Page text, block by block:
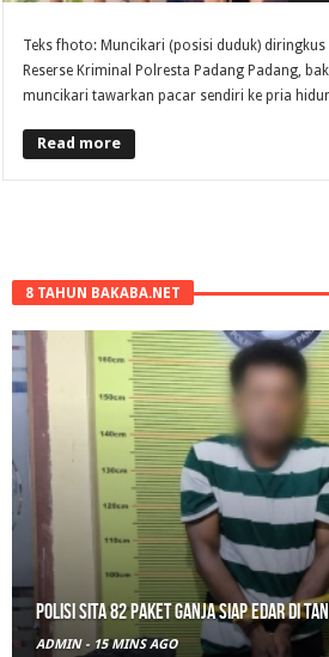
Teks fhoto: Muncikari (posisi duduk) diringkus
Reserse Kriminal Polresta Padang Padang,
muncikari tawarkan pacar sendiri ke pria
Read more
8 TAHUN BAKABA.NET
Polisi Sita 82 Paket Ganja Siap Edar di
ADMIN - 15 MINS AGO